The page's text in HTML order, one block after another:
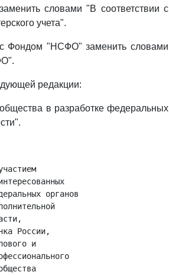
словами "В соответствии с
учета".
Фондом "НСФО" заменить словами
редакции:
в разработке федеральных
органов
России,
и